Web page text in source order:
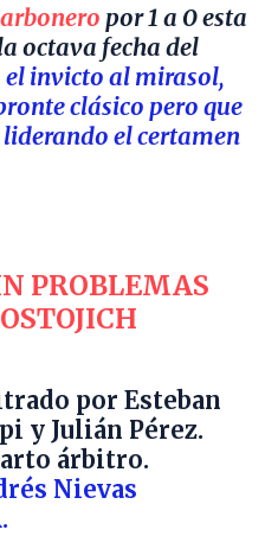
por 1 a 0 esta
octava fecha del
el invicto al mirasol,
clásico pero que
el certamen
PROBLEMAS
por Esteban
y Julián Pérez.
árbitro.
Nievas